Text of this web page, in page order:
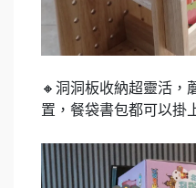
🔸洞洞板收納超靈活，
置，餐袋書包都可以掛